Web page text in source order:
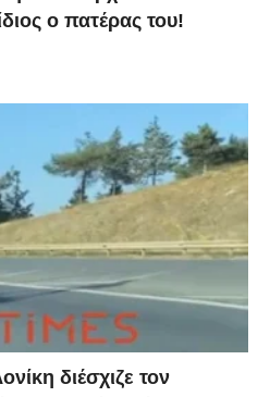
ο πατέρας του!
διέσχιζε τον